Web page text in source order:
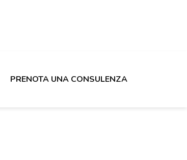
PRENOTA UNA CONSULENZA